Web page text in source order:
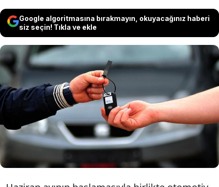
Google algoritmasına bırakmayın, okuyacağınız haberi
siz seçin! Tıkla ve ekle
Mayıs ayına ilişkin otomobil satış verileri
açıklandı. Pazarda daralma yaşanmasına
rağmen tüketicilerin en çok tercih ettiği
modeller belli olurken, listenin zirvesinde
Renault'nun popüler modeli yer aldı. İşte
Türkiye'nin en çok satan otomobilleri ve güncel
fiyatları...